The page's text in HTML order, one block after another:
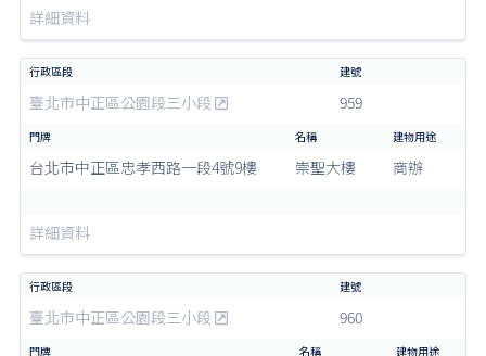
詳細資料
臺北市中正區公園段三小段 959
台北市中正區忠孝西路一段4號9樓 崇聖大樓 商辦
詳細資料
臺北市中正區公園段三小段 960